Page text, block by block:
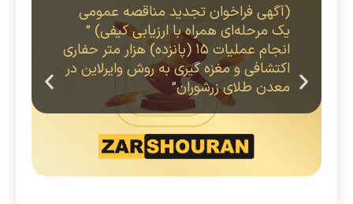
(آگهی فراخوان تجدید مناقصه عمومی
یک مرحله‌ای همراه با ارزیابی کیفی) ”
انجام عملیات 15 (پانزده) هزار متر حفاری
اکتشافی و مغزه گیری به روش وایرلاین در
معدن طلای زرشوران”